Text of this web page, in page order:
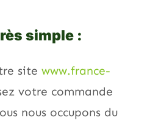
simple :
site www.france-
votre commande
nous occupons du